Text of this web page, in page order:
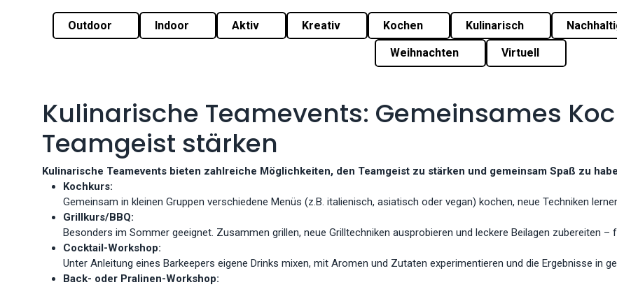
Outdoor Indoor Aktiv Kreativ Kochen Kulinarisch
Weihnachten Virtuell
Kulinarische Teamevents: Gemeinsames
Teamgeist stärken
Kulinarische Teamevents bieten zahlreiche Möglichkeiten, den Teamgeist zu stärken und gemeinsam Spaß zu
Kochkurs:
Gemeinsam in kleinen Gruppen verschiedene Menüs (z.B. italienisch, asiatisch oder vegan) kochen, neue Techniken
Grillkurs/BBQ:
Besonders im Sommer geeignet. Zusammen grillen, neue Grilltechniken ausprobieren und leckere Beilagen zubereiten
Cocktail-Workshop:
Unter Anleitung eines Barkeepers eigene Drinks mixen, mit Aromen und Zutaten experimentieren und die Ergebnisse in
Back- oder Pralinen-Workshop: